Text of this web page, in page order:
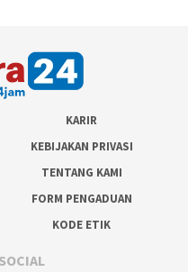
KARIR
KEBIJAKAN PRIVASI
TENTANG KAMI
FORM PENGADUAN
KODE ETIK